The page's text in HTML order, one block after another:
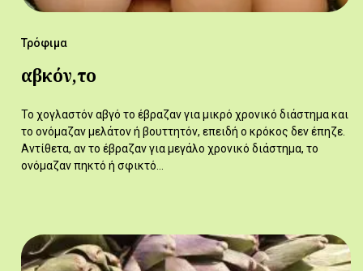
Τρόφιμα
αβκόν,το
Το χογλαστόν αβγό το έβραζαν για μικρό χρονικό διάστημα και
το ονόμαζαν μελάτον ή βουττητόν, επειδή ο κρόκος δεν έπηζε.
Αντίθετα, αν το έβραζαν για μεγάλο χρονικό διάστημα, το
ονόμαζαν πηκτό ή σφικτό…